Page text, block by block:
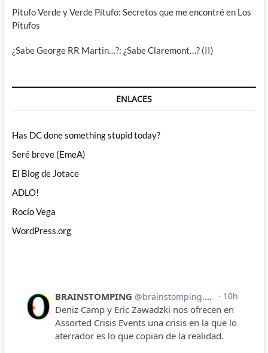
Pitufo Verde y Verde Pitufo: Secretos que me encontré en Los
Pitufos
¿Sabe George RR Martin…?: ¿Sabe Claremont…? (II)
ENLACES
Has DC done something stupid today?
Seré breve (EmeA)
El Blog de Jotace
ADLO!
Rocío Vega
WordPress.org